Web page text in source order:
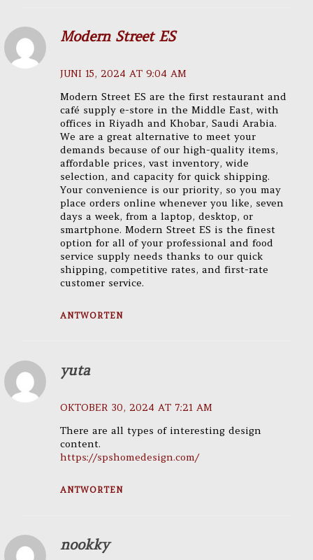
Modern Street ES
JUNI 15, 2024 AT 9:04 AM
Modern Street ES are the first restaurant and
café supply e-store in the Middle East, with
offices in Riyadh and Khobar, Saudi Arabia.
We are a great alternative to meet your
demands because of our high-quality items,
affordable prices, vast inventory, wide
selection, and capacity for quick shipping.
Your convenience is our priority, so you may
place orders online whenever you like, seven
days a week, from a laptop, desktop, or
smartphone. Modern Street ES is the finest
option for all of your professional and food
service supply needs thanks to our quick
shipping, competitive rates, and first-rate
customer service.
ANTWORTEN
yuta
OKTOBER 30, 2024 AT 7:21 AM
There are all types of interesting design
content.
https://spshomedesign.com/
ANTWORTEN
nookky